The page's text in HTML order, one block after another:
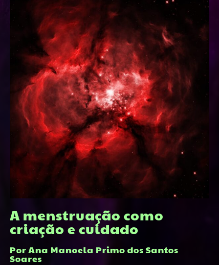
A menstruação como
criação e cuidado
Por Ana Manoela Primo dos Santos
Soares